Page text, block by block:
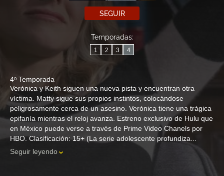
SEGUIR
Temporadas:
1 2 3 4
4ᵒ Temporada
Verónica y Keith siguen una nueva pista y encuentran otra
víctima. Matty sigue sus propios instintos, colocándose
peligrosamente cerca de un asesino. Verónica tiene una trágica
epifanía mientras el reloj avanza. Estreno exclusivo de Hulu que
en México puede verse a través de Prime Video Chanels por
HBO. Clasificación: 15+ (La serie adolescente profundiza...
Seguir leyendo